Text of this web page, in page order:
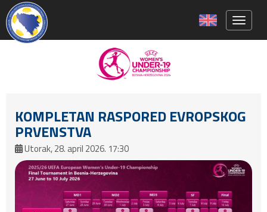
KOMPLETAN RASPORED EVROPSKOG
PRVENSTVA
Utorak, 28. april 2026. 17:30